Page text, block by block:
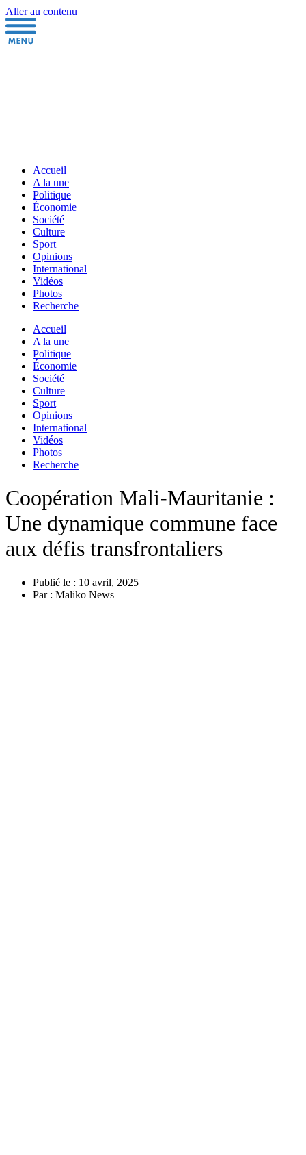
Aller au contenu
Accueil
A la une
Politique
Économie
Société
Culture
Sport
Opinions
International
Vidéos
Photos
Recherche
Accueil
A la une
Politique
Économie
Société
Culture
Sport
Opinions
International
Vidéos
Photos
Recherche
Coopération Mali-Mauritanie :
Une dynamique commune face
aux défis transfrontaliers
Publié le : 10 avril, 2025
Par : Maliko News